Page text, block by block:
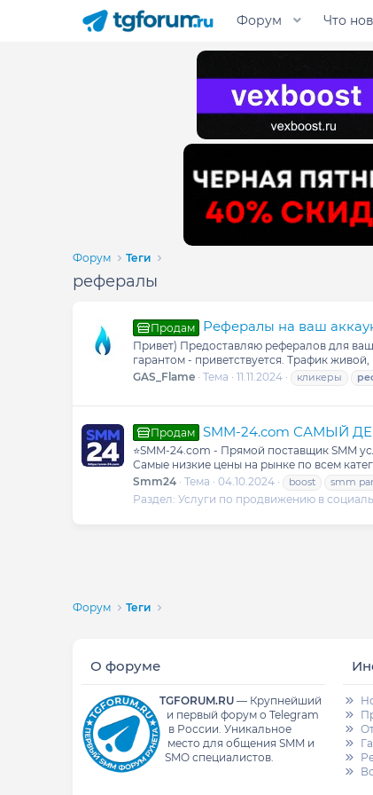
Форум Что
Форум Теги
рефералы
Продам Рефералы на ваш
Привет) Предоставляю рефералов для
гарантом - приветствуется. Трафик
GAS_Flame Тема 11.11.2024 кликеры
Продам SMM-24.com САМЫЙ
⭐️SMM-24.com - Прямой поставщик SMM
Самые низкие цены на рынке по всем
Smm24 Тема 04.10.2024 boost smm
Раздел: Услуги по продвижению в
Форум Теги
О форуме
TGFORUM.RU— Крупнейший
и первый форум о Telegram
в России. Уникальное
место для общения SMM и
SMO специалистов.